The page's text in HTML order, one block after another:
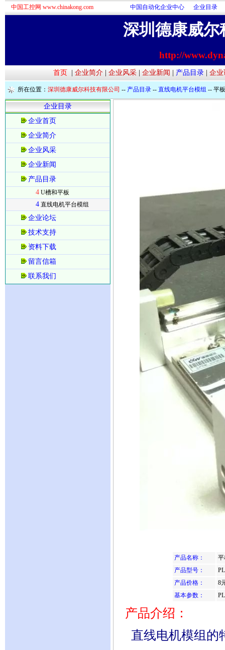
中国工控网 www.chinakong.com 中国自动化企业中心 企业目录
深圳德康威尔
http://
首页 企业简介| 企业风采| 企业新闻 产品目录| 企业
所在位置： 深圳德康威尔科技有限公司 -- 产品目录 -- 直线电机平台模组 -- 平
企业目录
企业首页
企业简介
企业风采
企业新闻
产品目录
4 U槽和平板
4 直线电机平台模组
企业论坛
技术支持
资料下载
留言信箱
联系我们
产品名称：
产品型号：
产品价格：
8
基本参数：
产品介绍：
直线电机模组的